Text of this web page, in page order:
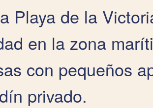
Playa de la
en la zona
con pequeños
privado.